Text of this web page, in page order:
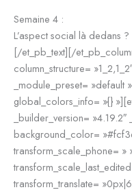
Semaine 4 :
L’aspect social là dedans ?
[/et_pb_text][/
column_structure=
_module_preset= »default
global_colors_info= »{}
_builder_version=
background_color=
transform_scale_phone= »
transform_translate=